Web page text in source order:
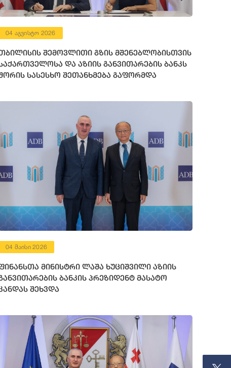
04 აგვისტო 2026
შემოვლითი გზის მშენებლობისთვის
და აზიის განვითარების ბანკს
სასესხო შეთანხმება გაფორმდა
04 მაისი 2026
მინისტრი ლაშა ხუციშვილი აზიის
ბანკის პრეზიდენტ მასატო
შეხვდა